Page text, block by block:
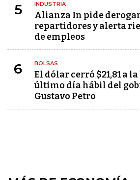
5 INDUSTRIA
Alianza In pide
repartidores y alerta
de empleos
6 BOLSAS
El dólar cerró $21,81 a
último día hábil del
Gustavo Petro